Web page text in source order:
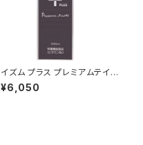
イズム プラス プレミアムテイス
ト 1000ml
¥6,050